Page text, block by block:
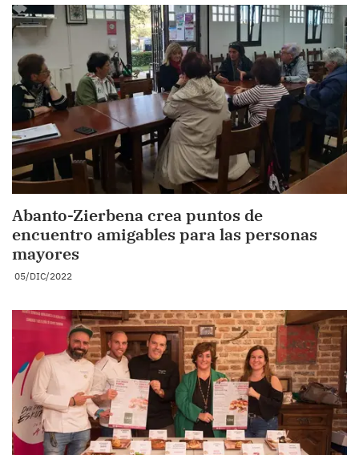
Abanto-Zierbena crea puntos de
encuentro amigables para las personas
mayores
05/DIC/2022